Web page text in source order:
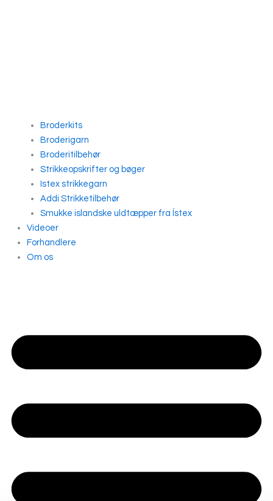
Broderkits
Broderigarn
Broderitilbehør
Strikkeopskrifter og bøger
Istex strikkegarn
Addi Strikketilbehør
Smukke islandske uldtæpper fra Ístex
Videoer
Forhandlere
Om os